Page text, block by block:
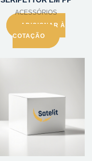
ACESSÓRIOS
ADICIONAR À
COTAÇÃO